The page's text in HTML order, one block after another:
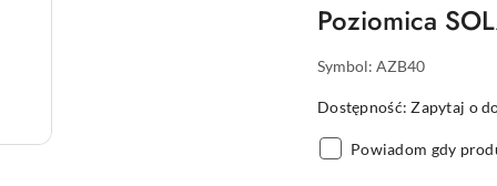
Poziomica
Symbol: AZB40
Dostępność:Zapytaj o
Powiadom gdy